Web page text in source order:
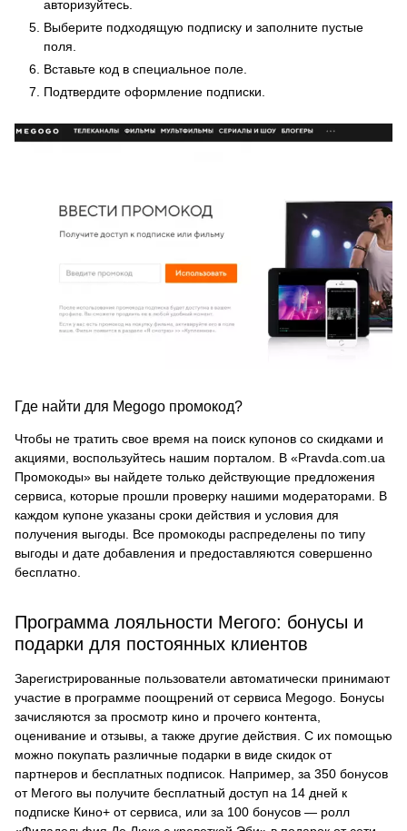
авторизуйтесь.
Выберите подходящую подписку и заполните пустые
поля.
Вставьте код в специальное поле.
Подтвердите оформление подписки.
Где найти для Megogo промокод?
Чтобы не тратить свое время на поиск купонов со скидками и
акциями, воспользуйтесь нашим порталом. В «Pravda.com.ua
Промокоды» вы найдете только действующие предложения
сервиса, которые прошли проверку нашими модераторами. В
каждом купоне указаны сроки действия и условия для
получения выгоды. Все промокоды распределены по типу
выгоды и дате добавления и предоставляются совершенно
бесплатно.
Программа лояльности Мегого: бонусы и
подарки для постоянных клиентов
Зарегистрированные пользователи автоматически принимают
участие в программе поощрений от сервиса Megogo. Бонусы
зачисляются за просмотр кино и прочего контента,
оценивание и отзывы, а также другие действия. С их помощью
можно покупать различные подарки в виде скидок от
партнеров и бесплатных подписок. Например, за 350 бонусов
от Мегого вы получите бесплатный доступ на 14 дней к
подписке Кино+ от сервиса, или за 100 бонусов — ролл